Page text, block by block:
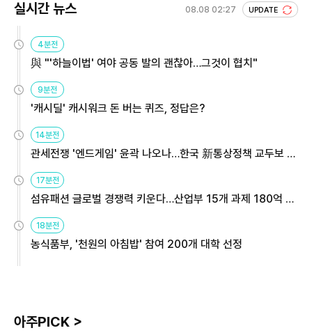
실시간 뉴스 08.08 02:27 UPDATE
4분전
與 "'하늘이법' 여야 공동 발의 괜찮아…그것이 협치"
9분전
'캐시딜' 캐시워크 돈 버는 퀴즈, 정답은?
14분전
관세전쟁 '엔드게임' 윤곽 나오나…한국 新통상정책 교두보 활
17분전
섬유패션 글로벌 경쟁력 키운다…산업부 15개 과제 180억 지
18분전
농식품부, '천원의 아침밥' 참여 200개 대학 선정
아주PICK >